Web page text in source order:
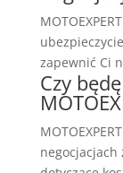
zapewnić Ci
Czy
negocjacjach